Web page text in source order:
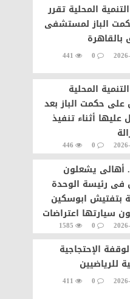
المحلية تقرر
الباز لمستشفى
بالقاهرة
0
441
المحلية
حكمت الباز بعد
عليها أثناء تنفيذ
0
446
أهالى يشعلون
فى رئيسة الوحدة
بتفتيش ابوسكين
سيارتها اعتراضات
قرار إزالة..
0
1585
الإحتجاجية
للرياضيين
0
411